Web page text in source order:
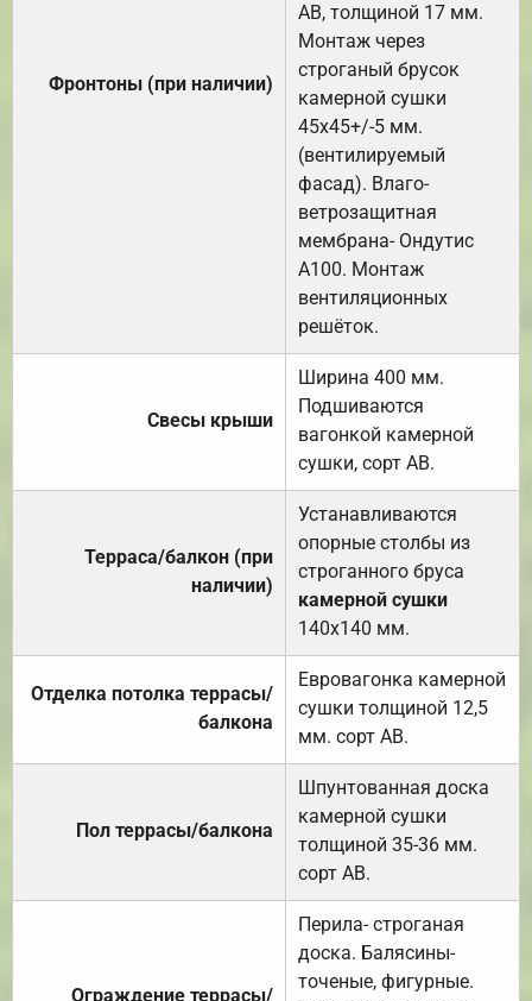
Фронтоны (при наличии)
АВ, толщиной 17 мм.
Монтаж через
строганый брусок
камерной сушки
45х45+/-5 мм.
(вентилируемый
фасад). Влаго-
ветрозащитная
мембрана- Ондутис
А100. Монтаж
вентиляционных
решёток.
Свесы крыши
Ширина 400 мм.
Подшиваются
вагонкой камерной
сушки, сорт АВ.
Терраса/балкон (при
наличии)
Устанавливаются
опорные столбы из
строганного бруса
камерной сушки
140х140 мм.
Отделка потолка террасы/
балкона
Евровагонка камерной
сушки толщиной 12,5
мм. сорт АВ.
Пол террасы/балкона
Шпунтованная доска
камерной сушки
толщиной 35-36 мм.
сорт АВ.
Ограждение террасы/
Перила- строганая
доска. Балясины-
точеные, фигурные.